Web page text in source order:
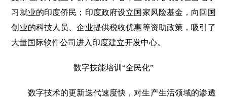
习就业的印度侨民；印度政府设立国家风险基金，向回国
创业的科技人员、企业提供税收优惠等资助政策，吸引了
大量国际软件公司进入印度建立开发中心。
数字技能培训“全民化”
数字技术的更新迭代速度快，对生产生活领域的渗透